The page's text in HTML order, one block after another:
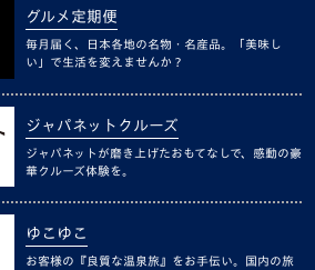
グルメ定期便
毎月届く、日本各地の名物・名産品。「美味し
い」で生活を変えませんか？
ジャパネットクルーズ
ジャパネットが磨き上げたおもてなしで、感動の豪
華クルーズ体験を。
ゆこゆこ
お客様の『良質な温泉旅』をお手伝い。国内の旅